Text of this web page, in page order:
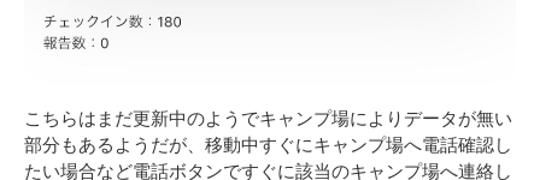
こちらはまだ更新中のようでキャンプ場によりデータが無い
部分もあるようだが、移動中すぐにキャンプ場へ電話確認し
たい場合など電話ボタンですぐに該当のキャンプ場へ連絡し